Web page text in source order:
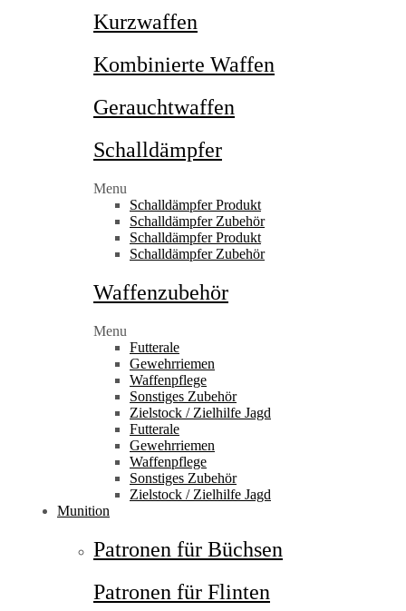
Kurzwaffen
Kombinierte Waffen
Gerauchtwaffen
Schalldämpfer
Menu
Schalldämpfer Produkt
Schalldämpfer Zubehör
Schalldämpfer Produkt
Schalldämpfer Zubehör
Waffenzubehör
Menu
Futterale
Gewehrriemen
Waffenpflege
Sonstiges Zubehör
Zielstock / Zielhilfe Jagd
Futterale
Gewehrriemen
Waffenpflege
Sonstiges Zubehör
Zielstock / Zielhilfe Jagd
Munition
Patronen für Büchsen
Patronen für Flinten